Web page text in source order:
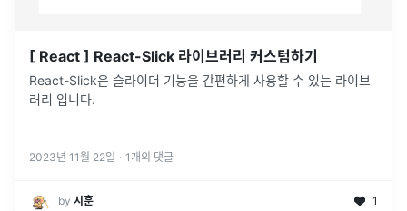
[ React ] React-Slick 라이브러리 커스텀하기
React-Slick은 슬라이더 기능을 간편하게 사용할 수 있는 라이브
러리 입니다.
2023년 11월 22일 · 1 개의 댓글
by 시훈 1